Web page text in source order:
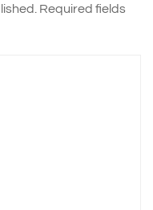
Required fields